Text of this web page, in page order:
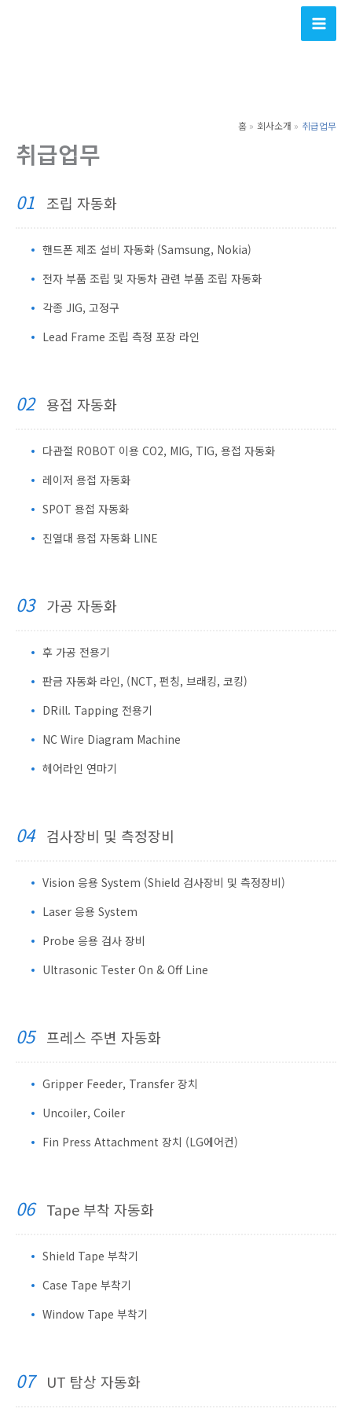
홈 회사소개 취급업무
취급업무
01 조립 자동화
핸드폰 제조 설비 자동화 (Samsung, Nokia)
전자 부품 조립 및 자동차 관련 부품 조립 자동화
각종 JIG, 고정구
Lead Frame 조립 측정 포장 라인
02 용접 자동화
다관절 ROBOT 이용 CO2, MIG, TIG, 용접 자동화
레이저 용접 자동화
SPOT 용접 자동화
진열대 용접 자동화 LINE
03 가공 자동화
후 가공 전용기
판금 자동화 라인, (NCT, 펀칭, 브래킹, 코킹)
DRill. Tapping 전용기
NC Wire Diagram Machine
헤어라인 연마기
04 검사장비 및 측정장비
Vision 응용 System (Shield 검사장비 및 측정장비)
Laser 응용 System
Probe 응용 검사 장비
Ultrasonic Tester On & Off Line
05 프레스 주변 자동화
Gripper Feeder, Transfer 장치
Uncoiler, Coiler
Fin Press Attachment 장치 (LG에어컨)
06 Tape 부착 자동화
Shield Tape 부착기
Case Tape 부착기
Window Tape 부착기
07 UT 탐상 자동화